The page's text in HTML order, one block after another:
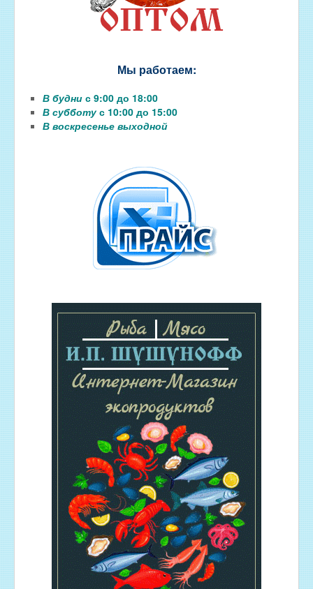
Мы работаем:
В будни с 9:00 до 18:00
В субботус 10:00 до 15:00
В воскресенье выходной